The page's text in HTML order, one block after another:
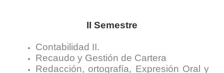
II Semestre
Contabilidad II.
Recaudo y Gestión de Cartera
Redacción, ortografía, Expresión Oral y